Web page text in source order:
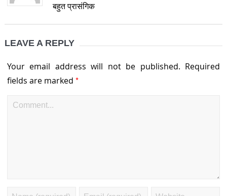
बहुत प्रासंगिक
LEAVE A REPLY
Your email address will not be published. Required
fields are marked *